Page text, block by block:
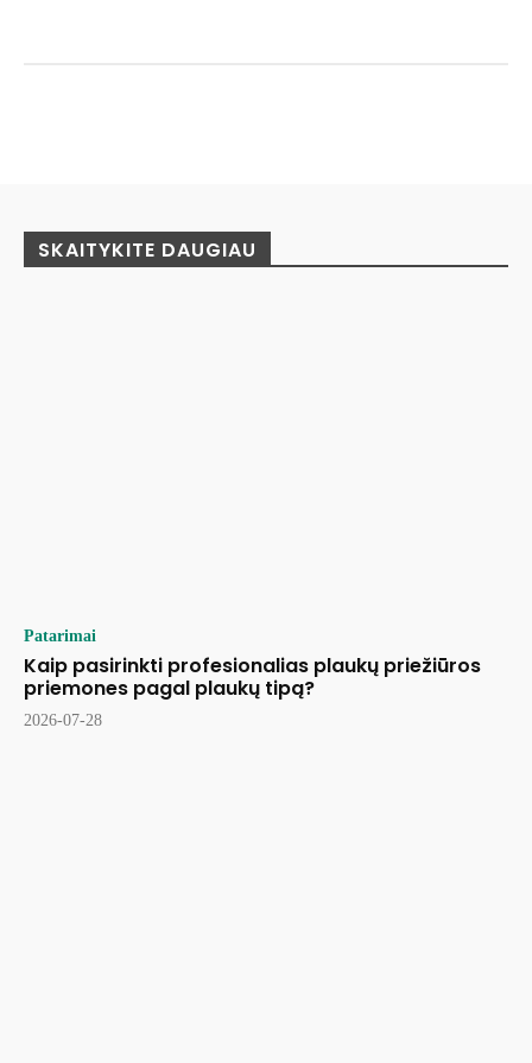
SKAITYKITE DAUGIAU
Patarimai
Kaip pasirinkti profesionalias plaukų priežiūros
priemones pagal plaukų tipą?
2026-07-28